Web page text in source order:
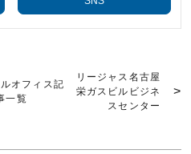
オフィス記
一覧
リージャス名古屋
栄ガスビルビジネ
スセンター